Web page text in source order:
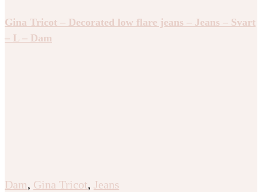
Gina Tricot – Decorated low flare jeans – Jeans – Svart
– L – Dam
Dam, Gina Tricot, Jeans